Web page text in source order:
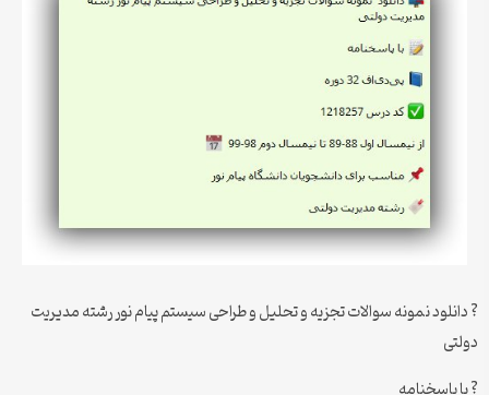
? دانلود نمونه سوالات تجزیه و تحلیل و طراحی سیستم پیام نور رشته مدیریت
دولتی
? با پاسخنامه